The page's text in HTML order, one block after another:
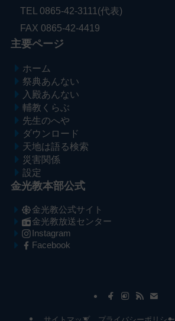
TEL 0865-42-3111(代表)
FAX 0865-42-4419
主要ページ
ホーム
祭典あんない
入殿あんない
輔教くらぶ
先生のへや
ダウンロード
天地は語る検索
災害関係
設定
金光教本部公式
金光教公式サイト
金光教放送センター
Instagram
Facebook